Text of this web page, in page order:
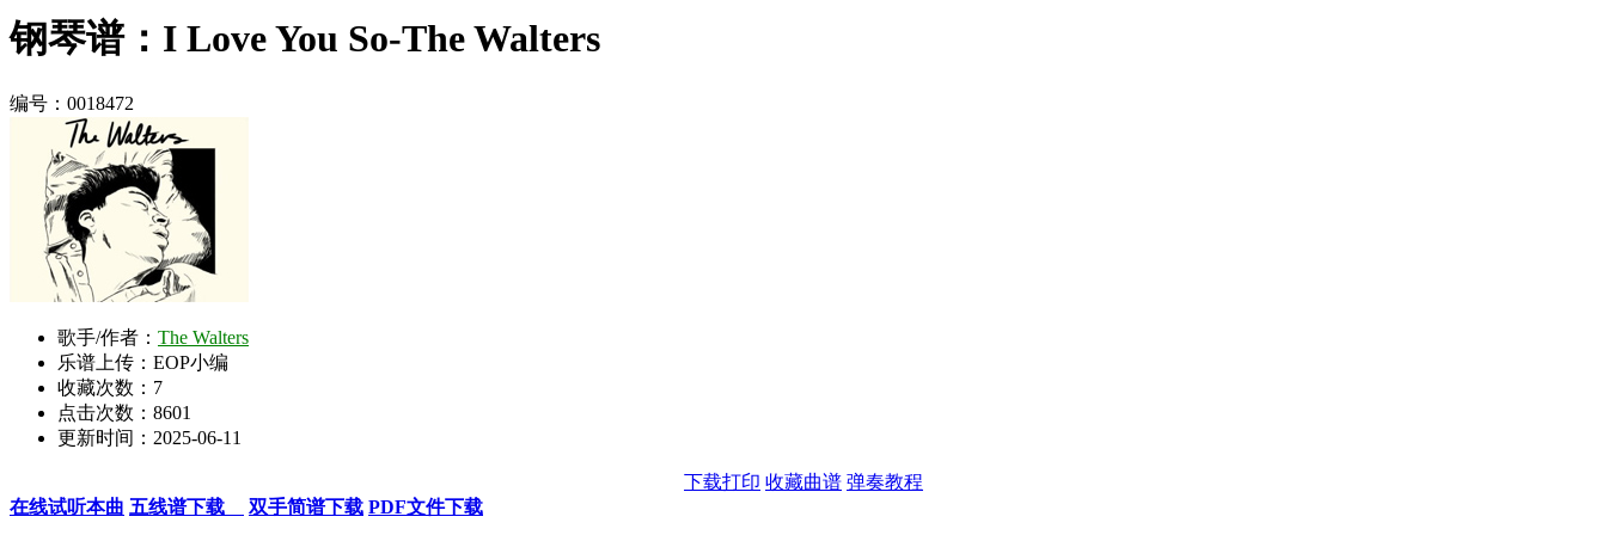
钢琴谱：I Love You So-The Walters
编号：0018472
歌手/作者： The Walters
乐谱上传：EOP小编
收藏次数： 7
点击次数：8601
更新时间：2025-06-11
下载打印 收藏曲谱 弹奏教程
在线试听本曲 五线谱下载 双手简谱下载 PDF文件下载